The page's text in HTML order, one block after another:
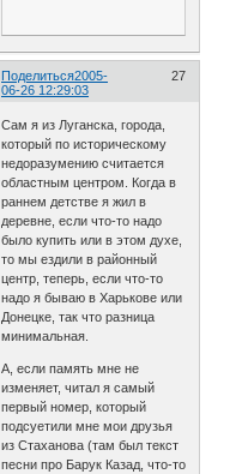
Поделиться 27
2005-
06-26 12:29:03
Сам я из Луганска, города,
который по историческому
недоразумению считается
областным центром. Когда в
раннем детстве я жил в
деревне, если что-то надо
было купить или в этом духе,
то мы ездили в районный
центр, теперь, если что-то
надо я бываю в Харькове или
Донецке, так что разница
минимальная.
А, если память мне не
изменяет, читал я самый
первый номер, который
подсуетили мне мои друзья
из Стаханова (там был текст
песни про Барук Казад, что-то